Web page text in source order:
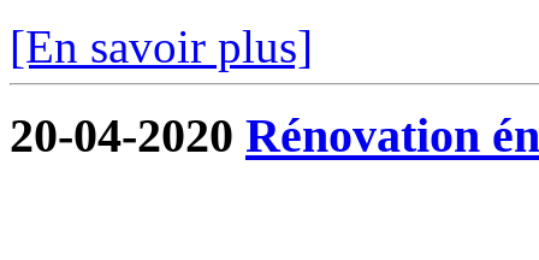
[En savoir plus]
20-04-2020 Rénovation